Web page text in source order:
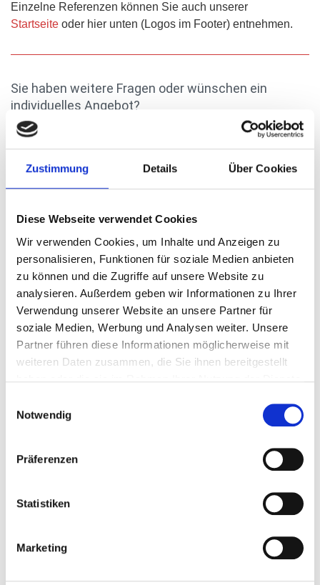
Zustimmung Details Über Cookies
Diese Webseite verwendet Cookies
Wir verwenden Cookies, um Inhalte und Anzeigen zu
personalisieren, Funktionen für soziale Medien anbieten
zu können und die Zugriffe auf unsere Website zu
analysieren. Außerdem geben wir Informationen zu Ihrer
Verwendung unserer Website an unsere Partner für
soziale Medien, Werbung und Analysen weiter. Unsere
Partner führen diese Informationen möglicherweise mit
weiteren Daten zusammen, die Sie ihnen bereitgestellt
Notwendig
Präferenzen
Statistiken
Marketing
Einzelne Referenzen können Sie auch unserer
Startseite oder hier unten (Logos im Footer) entnehmen.
Sie haben weitere Fragen oder wünschen ein
individuelles Angebot?
Wir stehen Ihnen selbstverständlich jederzeit gerne für
einer der nachfolgenden Kontakt-Optionen:
BERATUNG + SERVICE BUNDESWEIT
+49 (69) 678 307 307